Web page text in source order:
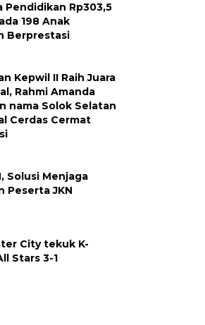
Pendidikan Rp303,5
198 Anak
Berprestasi
Kepwil II Raih Juara
Rahmi Amanda
nama Solok Selatan
Cerdas Cermat
Solusi Menjaga
Peserta JKN
City tekuk K-
Stars 3-1